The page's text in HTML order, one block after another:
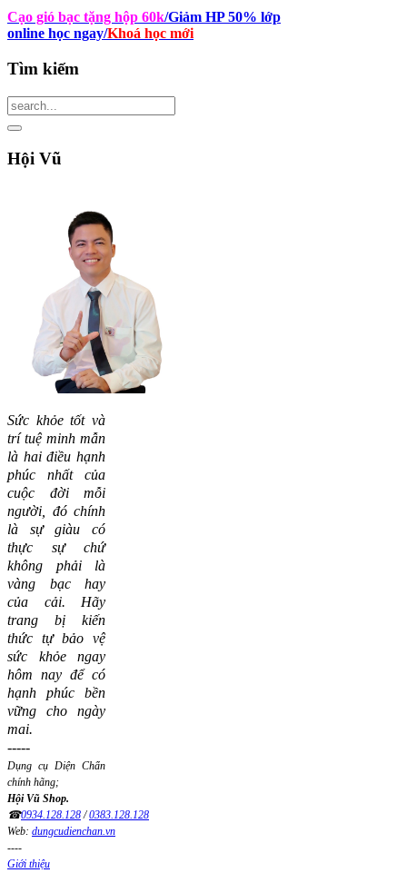
Cạo gió bạc tặng hộp 60k/Giảm HP 50% lớp
online học ngay/Khoá học mới
Tìm kiếm
Hội Vũ
Sức khỏe tốt và
trí tuệ minh mẫn
là hai điều hạnh
phúc nhất của
cuộc đời mỗi
người, đó chính
là sự giàu có
thực sự chứ
không phải là
vàng bạc hay
của cải. Hãy
trang bị kiến
thức tự bảo vệ
sức khỏe ngay
hôm nay để có
hạnh phúc bền
vững cho ngày
mai.
-----
Dụng cụ Diện Chẩn
chính hãng;
Hội Vũ Shop.
☎0934.128.128/0383.128.128
Web: dungcudienchan.vn
----
Giới thiệu